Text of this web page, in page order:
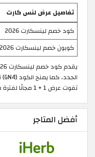
تفاصيل عرض لنس كارت
كود خصم لينسكارت 2026
كوبون خصم لينسكارت 2026
تفوت عرض 1 + 1 مجانًا لفترة محدودة.
أفضل المتاجر